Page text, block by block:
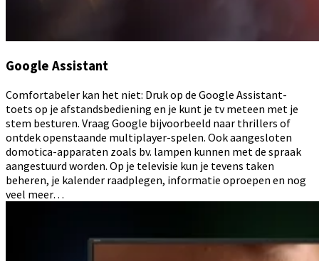
Google Assistant
Comfortabeler kan het niet: Druk op de Google Assistant-
toets op je afstandsbediening en je kunt je tv meteen met je
stem besturen. Vraag Google bijvoorbeeld naar thrillers of
ontdek openstaande multiplayer-spelen. Ook aangesloten
domotica-apparaten zoals bv. lampen kunnen met de spraak
aangestuurd worden. Op je televisie kun je tevens taken
beheren, je kalender raadplegen, informatie oproepen en nog
veel meer…